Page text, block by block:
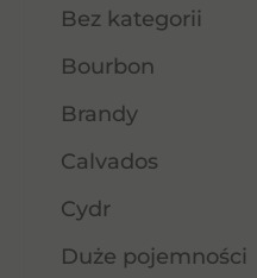
Bez kategorii
Bourbon
Brandy
Calvados
Cydr
Duże pojemności